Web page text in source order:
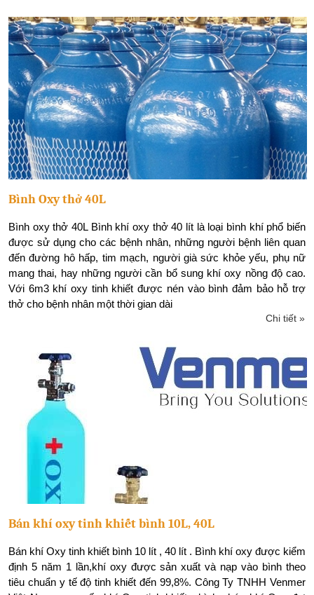
Bình Oxy thở 40L
Bình oxy thở 40L Bình khí oxy thở 40 lít là loại bình khí phổ biến
được sử dụng cho các bệnh nhân, những người bệnh liên quan
đến đường hô hấp, tim mạch, người già sức khỏe yếu, phụ nữ
mang thai, hay những người cần bổ sung khí oxy nồng độ cao.
Với 6m3 khí oxy tinh khiết được nén vào bình đảm bảo hỗ trợ
thở cho bệnh nhân một thời gian dài
Chi tiết »
Bán khí oxy tinh khiết bình 10L, 40L
Bán khí Oxy tinh khiết bình 10 lít , 40 lít . Bình khí oxy được kiểm
định 5 năm 1 lần,khí oxy được sản xuất và nạp vào bình theo
tiêu chuẩn y tế độ tinh khiết đến 99,8%. Công Ty TNHH Venmer